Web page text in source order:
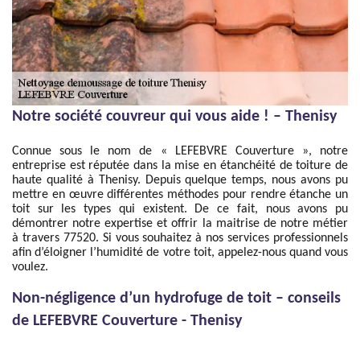
Notre société couvreur qui vous aide ! – Thenisy
Connue sous le nom de « LEFEBVRE Couverture », notre
entreprise est réputée dans la mise en étanchéité de toiture de
haute qualité à Thenisy. Depuis quelque temps, nous avons pu
mettre en œuvre différentes méthodes pour rendre étanche un
toit sur les types qui existent. De ce fait, nous avons pu
démontrer notre expertise et offrir la maitrise de notre métier
à travers 77520. Si vous souhaitez à nos services professionnels
afin d’éloigner l’humidité de votre toit, appelez-nous quand vous
voulez.
Non-négligence d’un hydrofuge de toit – conseils
de LEFEBVRE Couverture - Thenisy